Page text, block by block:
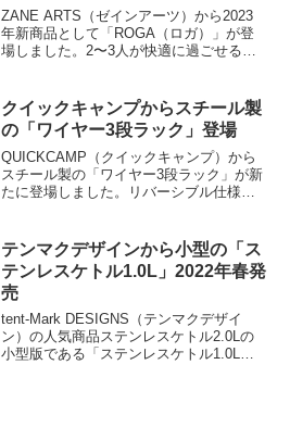
ZANE ARTS（ゼインアーツ）から2023
年新商品として「ROGA（ロガ）」が登
場しました。2〜3人が快適に過ごせる、
ワークで、耐風性に優れたテントとなっ
ています。詳細をレビューします。
クイックキャンプからスチール製
の「ワイヤー3段ラック」登場
QUICKCAMP（クイックキャンプ）から
スチール製の「ワイヤー3段ラック」が新
たに登場しました。リバーシブル仕様の
ます。
テンマクデザインから小型の「ス
テンレスケトル1.0L」2022年春発
売
tent-Mark DESIGNS（テンマクデザイ
ン）の人気商品ステンレスケトル2.0Lの
小型版である「ステンレスケトル1.0L」